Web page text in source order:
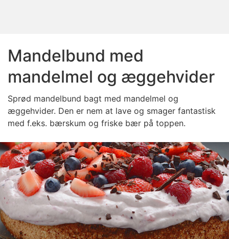
Mandelbund med
mandelmel og æggehvider
Sprød mandelbund bagt med mandelmel og
æggehvider. Den er nem at lave og smager fantastisk
med f.eks. bærskum og friske bær på toppen.